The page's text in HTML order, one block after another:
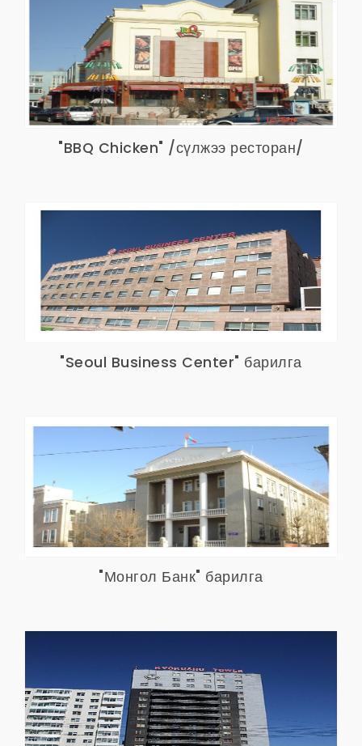
"BBQ Chicken" /сүлжээ ресторан/
"Seoul Business Center" барилга
"Монгол Банк" барилга